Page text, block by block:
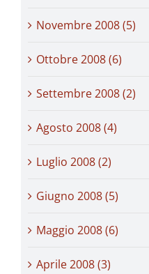
Novembre 2008 (5)
Ottobre 2008 (6)
Settembre 2008 (2)
Agosto 2008 (4)
Luglio 2008 (2)
Giugno 2008 (5)
Maggio 2008 (6)
Aprile 2008 (3)